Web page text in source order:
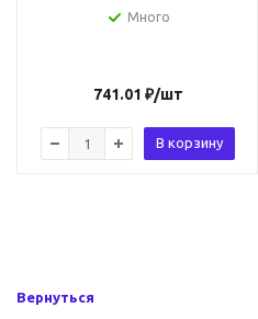
Много
741.01 ₽/шт
В корзину
Вернуться